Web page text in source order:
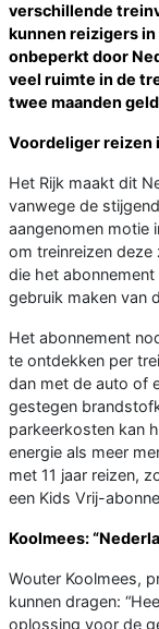
verschillende
kunnen reizigers
onbeperkt door
veel ruimte in de
twee maanden
Voordeliger reizen
Het Rijk maakt dit
vanwege de
aangenomen motie
om treinreizen deze
die het abonnement
gebruik maken van
Het abonnement
te ontdekken per
dan met de auto of
gestegen
parkeerkosten kan
energie als meer
met 11 jaar reizen,
een Kids Vrij-
Koolmees:
Wouter Koolmees,
kunnen dragen:
oplossing voor de